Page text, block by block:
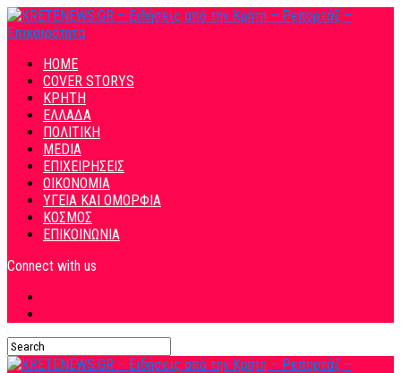
HOME
COVER STORYS
ΚΡΗΤΗ
ΕΛΛΑΔΑ
ΠΟΛΙΤΙΚΗ
MEDIA
ΕΠΙΧΕΙΡΗΣΕΙΣ
ΟΙΚΟΝΟΜΙΑ
ΥΓΕΙΑ ΚΑΙ ΟΜΟΡΦΙΑ
ΚΟΣΜΟΣ
ΕΠΙΚΟΙΝΩΝΙΑ
Connect with us